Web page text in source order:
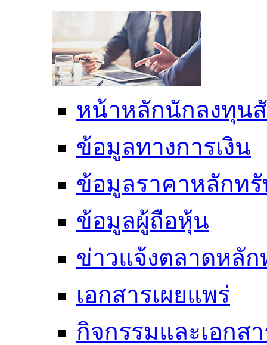
หน้าหลักนักลงทุน
ข้อมูลทางการเงิน
ข้อมูลราคาหลักท
ข้อมูลผู้ถือหุ้น
ข่าวแจ้งตลาดหลัก
เอกสารเผยแพร่
กิจกรรมและเอกส